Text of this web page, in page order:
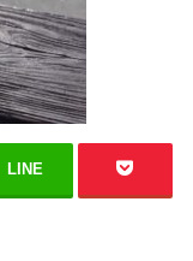
LINE